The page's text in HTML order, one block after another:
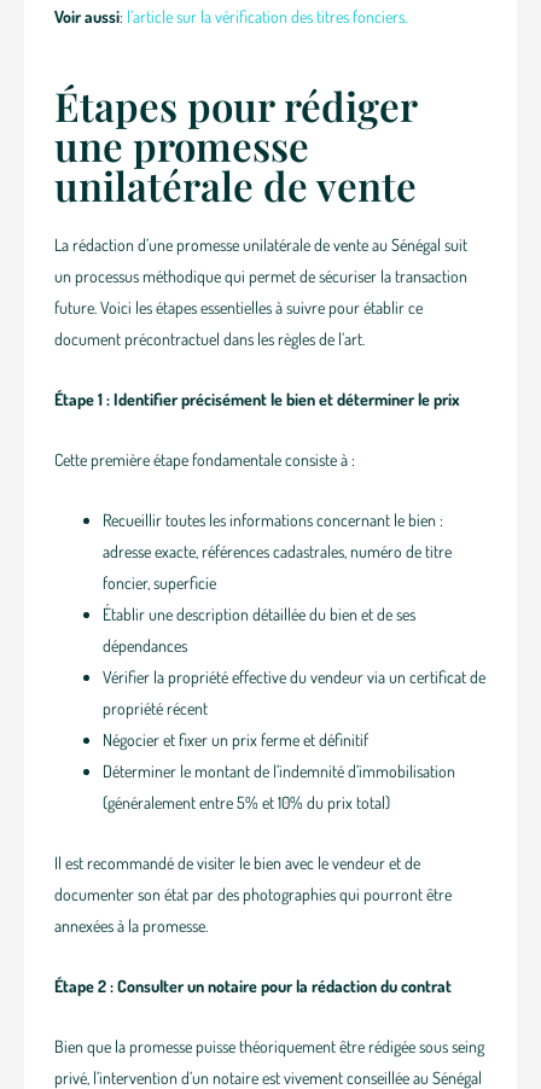
Voir aussi: l’article sur la vérification des titres fonciers.
Étapes pour rédiger
une promesse
unilatérale de vente
La rédaction d’une promesse unilatérale de vente au Sénégal suit
un processus méthodique qui permet de sécuriser la transaction
future. Voici les étapes essentielles à suivre pour établir ce
document précontractuel dans les règles de l’art.
Étape 1 : Identifier précisément le bien et déterminer le prix
Cette première étape fondamentale consiste à :
Recueillir toutes les informations concernant le bien :
adresse exacte, références cadastrales, numéro de titre
foncier, superficie
Établir une description détaillée du bien et de ses
dépendances
Vérifier la propriété effective du vendeur via un certificat de
propriété récent
Négocier et fixer un prix ferme et définitif
Déterminer le montant de l’indemnité d’immobilisation
(généralement entre 5% et 10% du prix total)
Il est recommandé de visiter le bien avec le vendeur et de
documenter son état par des photographies qui pourront être
annexées à la promesse.
Étape 2 : Consulter un notaire pour la rédaction du contrat
Bien que la promesse puisse théoriquement être rédigée sous seing
privé, l’intervention d’un notaire est vivement conseillée au Sénégal